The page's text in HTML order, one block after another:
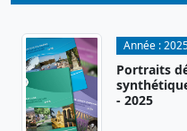
Année :
Portraits
- 2025